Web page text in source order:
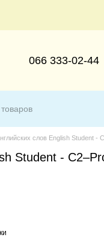
066 333-02-44
слов English Student -
Student -